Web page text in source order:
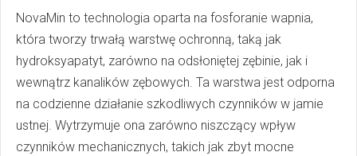
NovaMin to technologia oparta na fosforanie wapnia,
która tworzy trwałą warstwę ochronną, taką jak
hydroksyapatyt, zarówno na odsłoniętej zębinie, jak i
wewnątrz kanalików zębowych. Ta warstwa jest odporna
na codzienne działanie szkodliwych czynników w jamie
ustnej. Wytrzymuje ona zarówno niszczący wpływ
czynników mechanicznych, takich jak zbyt mocne